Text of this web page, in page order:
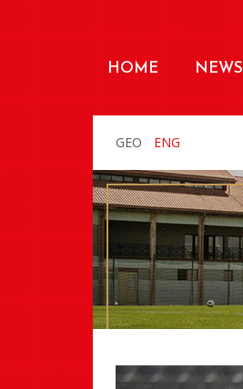
HOME NEWS
GEO ENG